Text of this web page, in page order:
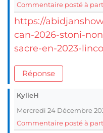
Commentaire posté à
https://
can-2026-stoni-
sacre-en-2023-
Réponse
KylieH
Mercredi 24 Décembre
Commentaire posté à